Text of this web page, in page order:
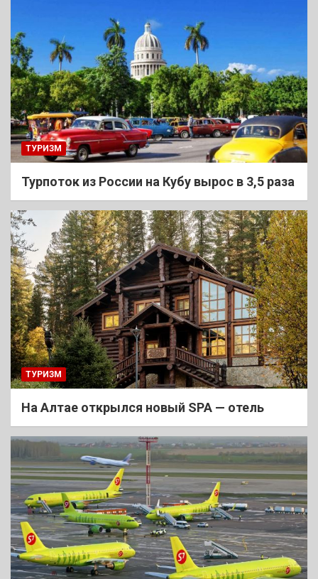
ТУРИЗМ
Турпоток из России на Кубу вырос в 3,5 раза
ТУРИЗМ
На Алтае открылся новый SPA — отель